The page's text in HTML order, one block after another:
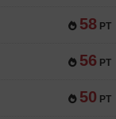
58 PT
56 PT
50 PT